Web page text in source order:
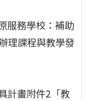
服務學校：補助
理課程與教學發
計畫附件2「教